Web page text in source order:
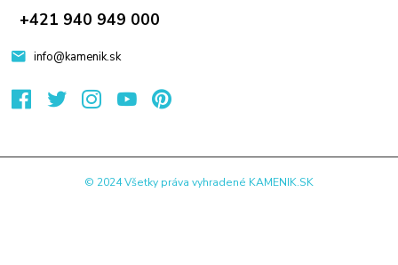
+421 940 949 000
info@kamenik.sk
© 2024 Všetky práva vyhradené KAMENIK.SK